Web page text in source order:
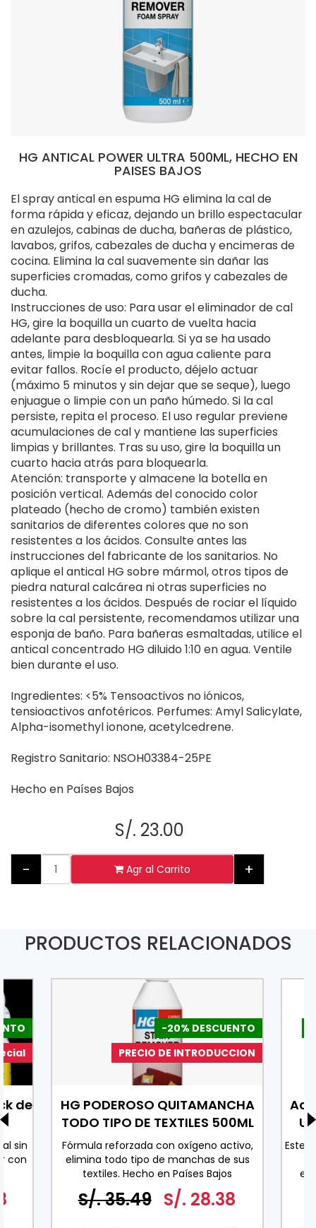
HG ANTICAL POWER ULTRA 500ML, HECHO EN
PAISES BAJOS
El spray antical en espuma HG elimina la cal de
forma rápida y eficaz, dejando un brillo espectacular
en azulejos, cabinas de ducha, bañeras de plástico,
lavabos, grifos, cabezales de ducha y encimeras de
cocina. Elimina la cal suavemente sin dañar las
superficies cromadas, como grifos y cabezales de
ducha.
Instrucciones de uso: Para usar el eliminador de cal
HG, gire la boquilla un cuarto de vuelta hacia
adelante para desbloquearla. Si ya se ha usado
antes, limpie la boquilla con agua caliente para
evitar fallos. Rocíe el producto, déjelo actuar
(máximo 5 minutos y sin dejar que se seque), luego
enjuague o limpie con un paño húmedo. Si la cal
persiste, repita el proceso. El uso regular previene
acumulaciones de cal y mantiene las superficies
limpias y brillantes. Tras su uso, gire la boquilla un
cuarto hacia atrás para bloquearla.
Atención: transporte y almacene la botella en
posición vertical. Además del conocido color
plateado (hecho de cromo) también existen
sanitarios de diferentes colores que no son
resistentes a los ácidos. Consulte antes las
instrucciones del fabricante de los sanitarios. No
aplique el antical HG sobre mármol, otros tipos de
piedra natural calcárea ni otras superficies no
resistentes a los ácidos. Después de rociar el líquido
sobre la cal persistente, recomendamos utilizar una
esponja de baño. Para bañeras esmaltadas, utilice el
antical concentrado HG diluido 1:10 en agua. Ventile
bien durante el uso.
Ingredientes: <5% Tensoactivos no iónicos,
tensioactivos anfotéricos. Perfumes: Amyl Salicylate,
Alpha-isomethyl ionone, acetylcedrene.
Registro Sanitario: NSOH03384-25PE
Hecho en Países Bajos
S/. 23.00
- Agr al Carrito +
PRODUCTOS RELACIONADOS
de
sin
con
-20% DESCUENTO
PRECIO DE INTRODUCCION
HG PODEROSO QUITAMANCHA
TODO TIPO DE TEXTILES 500ML
Fórmula reforzada con oxígeno activo,
elimina todo tipo de manchas de sus
textiles. Hecho en Países Bajos
S/. 35.49 S/. 28.38
Este